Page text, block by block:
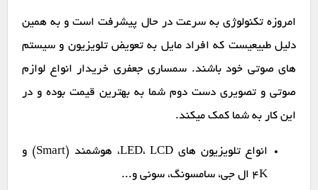
امروزه تکنولوژی به سرعت در حال پیشرفت است و به همین
دلیل طبیعیست که افراد مایل به تعویض تلویزیون و سیستم
های صوتی خود باشند. سمساری جعفری خریدار انواع لوازم
صوتی و تصویری دست دوم شما به بهترین قیمت بوده و در
این کار به شما کمک میکند.
انواع تلویزیون های LED، LCD، هوشمند (Smart) و
4K ال جی، سامسونگ، سونی و...